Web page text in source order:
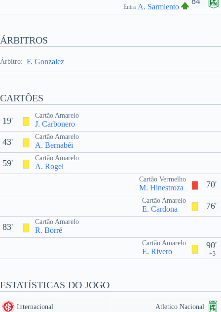
Entra A. Sarmiento
ÁRBITROS
Árbitro: F. Gonzalez
CARTÕES
Cartão Amarelo
J. Carbonero
19'
Cartão Amarelo
A. Bernabéi
43'
Cartão Amarelo
A. Rogel
59'
70'
Cartão Vermelho
M. Hinestroza
76'
Cartão Amarelo
E. Cardona
Cartão Amarelo
R. Borré
83'
90'
+3
Cartão Amarelo
E. Rivero
ESTATÍSTICAS DO JOGO
Internacional Atletico Nacional